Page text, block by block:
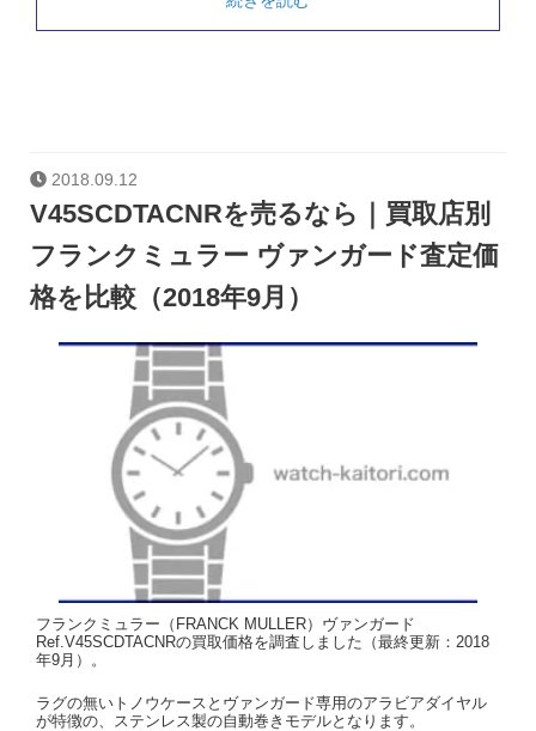
2018.09.12
V45SCDTACNRを売るなら｜買取店別
フランクミュラー ヴァンガード査定価
格を比較（2018年9月）
フランクミュラー（FRANCK MULLER）ヴァンガード
Ref.V45SCDTACNRの買取価格を調査しました（最終更新：2018
年9月）。
ラグの無いトノウケースとヴァンガード専用のアラビアダイヤル
が特徴の、ステンレス製の自動巻きモデルとなります。